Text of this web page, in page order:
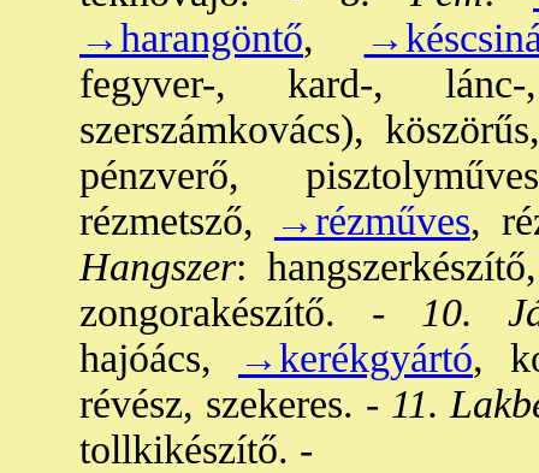
→harangöntő,
fegyver-, kard-,
szerszámkovács),
pénzverő,
rézmetsző,
→rézműves,
Hangszer:
zongorakészítő. - 10.
hajóács,
→kerékgyártó,
révész, szekeres. - 11.
tollkikészítő. -